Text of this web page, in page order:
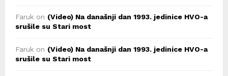
Faruk on (Video) Na današnji dan 1993. jedinice HVO-a
srušile su Stari most
Faruk on (Video) Na današnji dan 1993. jedinice HVO-a
srušile su Stari most